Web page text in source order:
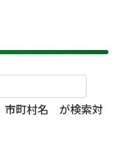
市町村名 が検索対